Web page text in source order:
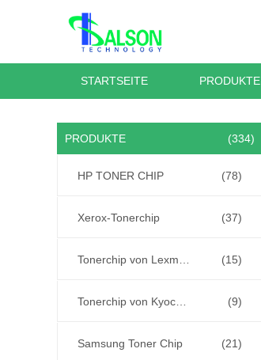
STARTSEITE PRODUKTE
PRODUKTE (334)
HP TONER CHIP (78)
Xerox-Tonerchip (37)
(15)
(9)
Samsung Toner Chip (21)